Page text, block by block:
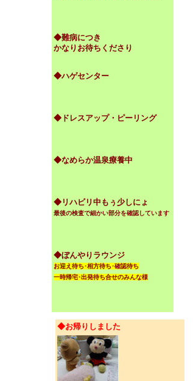
◆難病につき
かなりお待ちくださり
◆ハゲセンター
◆ドレスアップ・ピーリング
◆なめらか温泉療養中
◆リハビリ中もぅ少しにょ
最後の検査で細かい部分を確認しています
◆ぼんやりラウンジ
お迎え待ち･相方待ち･確認待ち
一時帰宅･出発待ち合せのみんな様
◆お帰りしました